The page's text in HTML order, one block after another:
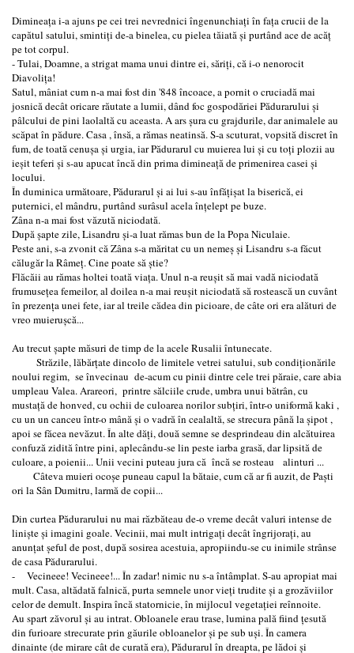
Dimineaţa i-a ajuns pe cei trei nevrednici îngenunchiaţi în faţa crucii de la
capătul satului, smintiţi de-a binelea, cu pielea tăiată şi purtând ace de acăţ
pe tot corpul.
- Tulai, Doamne, a strigat mama unui dintre ei, săriţi, că i-o nenorocit
Diavoliţa!
Satul, mâniat cum n-a mai fost din '848 încoace, a pornit o cruciadă mai
josnică decât oricare răutate a lumii, dând foc gospodăriei Pădurarului şi
pâlcului de pini laolaltă cu aceasta. A ars şura cu grajdurile, dar animalele au
scăpat în pădure. Casa , însă, a rămas neatinsă. S-a scuturat, vopsită discret în
fum, de toată cenuşa şi urgia, iar Pădurarul cu muierea lui şi cu toţi plozii au
ieşit teferi şi s-au apucat încă din prima dimineaţă de primenirea casei şi
locului.
În duminica următoare, Pădurarul şi ai lui s-au înfăţişat la biserică, ei
puternici, el mândru, purtând surâsul acela înţelept pe buze.
Zâna n-a mai fost văzută niciodată.
După şapte zile, Lisandru şi-a luat rămas bun de la Popa Niculaie.
Peste ani, s-a zvonit că Zâna s-a măritat cu un nemeş şi Lisandru s-a făcut
călugăr la Râmeţ. Cine poate să ştie?
Flăcăii au rămas holtei toată viaţa. Unul n-a reuşit să mai vadă niciodată
frumuseţea femeilor, al doilea n-a mai reuşit niciodată să rostească un cuvânt
în prezenţa unei fete, iar al treile cădea din picioare, de câte ori era alături de
vreo muieruşcă...
Au trecut şapte măsuri de timp de la acele Rusalii întunecate.
Străzile, lăbărţate dincolo de limitele vetrei satului, sub condiţionările
noului regim, se învecinau de-acum cu pinii dintre cele trei păraie, care abia
umpleau Valea. Arareori, printre sălciile crude, umbra unui bătrân, cu
mustaţă de honved, cu ochii de culoarea norilor subţiri, într-o uniformă kaki ,
cu un un canceu într-o mână şi o vadră în cealaltă, se strecura până la şipot ,
apoi se făcea nevăzut. În alte dăţi, două semne se desprindeau din alcătuirea
confuză zidită între pini, aplecându-se lin peste iarba grasă, dar lipsită de
culoare, a poienii... Unii vecini puteau jura că încă se rosteau alinturi ...
Câteva muieri ocoşe puneau capul la bătaie, cum că ar fi auzit, de Paşti
ori la Sân Dumitru, larmă de copii...
Din curtea Pădurarului nu mai răzbăteau de-o vreme decât valuri intense de
linişte şi imagini goale. Vecinii, mai mult intrigaţi decât îngrijoraţi, au
anunţat şeful de post, după sosirea acestuia, apropiindu-se cu inimile strânse
de casa Pădurarului.
- Vecineee! Vecineee!... În zadar! nimic nu s-a întâmplat. S-au apropiat mai
mult. Casa, altădată falnică, purta semnele unor vieţi trudite şi a grozăviilor
celor de demult. Inspira încă statornicie, în mijlocul vegetaţiei reînnoite.
Au spart zăvorul şi au intrat. Obloanele erau trase, lumina pală fiind ţesută
din furioare strecurate prin găurile obloanelor şi pe sub uşi. În camera
dinainte (de mirare cât de curată era), Pădurarul în dreapta, pe lădoi şi